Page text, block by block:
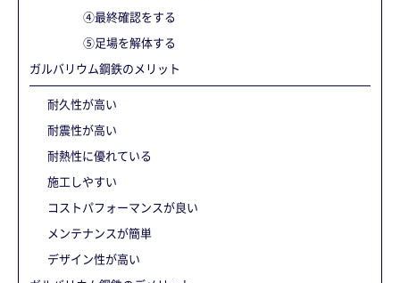
④最終確認をする
⑤足場を解体する
ガルバリウム鋼鉄のメリット
耐久性が高い
耐震性が高い
耐熱性に優れている
施工しやすい
コストパフォーマンスが良い
メンテナンスが簡単
デザイン性が高い